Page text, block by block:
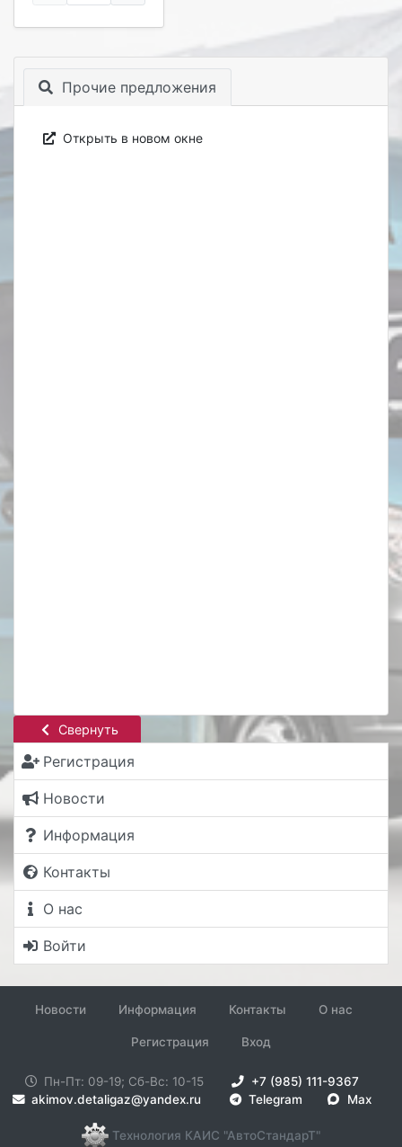
Свернуть
Регистрация
Новости
Информация
Контакты
О нас
Войти
Прочие предложения
Открыть в новом окне
Новости Информация Контакты О нас
Регистрация Вход
Пн-Пт: 09-19; Сб-Вс: 10-15
+7 (985) 111-9367
akimov.detaligaz@yandex.ru
Telegram Max
Технология КАИС "АвтоСтандарТ"